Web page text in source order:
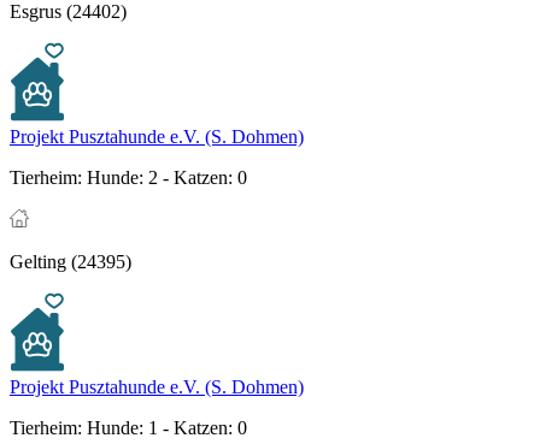
Esgrus (24402)
Projekt Pusztahunde e.V. (S. Dohmen)
Tierheim: Hunde: 2 - Katzen: 0
Gelting (24395)
Projekt Pusztahunde e.V. (S. Dohmen)
Tierheim: Hunde: 1 - Katzen: 0